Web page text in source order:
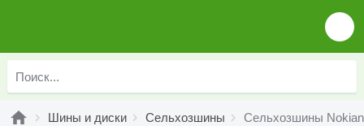
Шины и диски Сельхозшины Сельхозшины Nokian